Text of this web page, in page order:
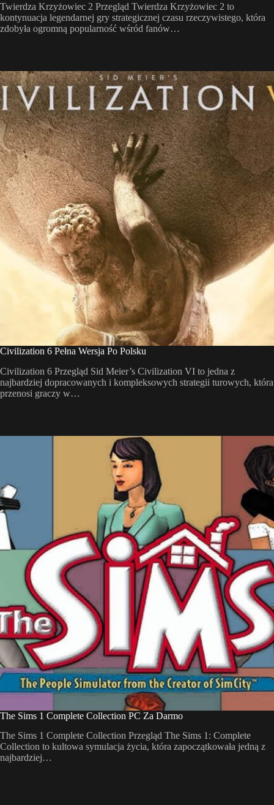
Twierdza Krzyżowiec 2 Przegląd Twierdza Krzyżowiec 2 to
kontynuacja legendarnej gry strategicznej czasu rzeczywistego, która
zdobyła ogromną popularność wśród fanów…
Civilization 6 Pełna Wersja Po Polsku
Civilization 6 Przegląd Sid Meier’s Civilization VI to jedna z
najbardziej dopracowanych i kompleksowych strategii turowych, która
przenosi graczy w…
The Sims 1 Complete Collection PC Za Darmo
The Sims 1 Complete Collection Przegląd The Sims 1: Complete
Collection to kultowa symulacja życia, która zapoczątkowała jedną z
najbardziej…